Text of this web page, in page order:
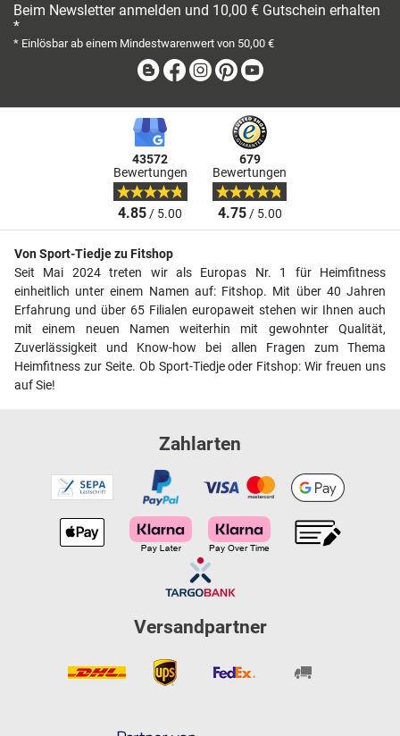
Beim Newsletter anmelden und 10,00 € Gutschein erhalten
*
* Einlösbar ab einem Mindestwarenwert von 50,00 €
BlogFacebook
Instagram
Pinterest
43572
Bewertungen
4.85/ 5.00
679
Bewertungen
4.75/ 5.00
Von Sport-Tiedje zu Fitshop
Seit Mai 2024 treten wir als Europas Nr. 1 für Heimfitness
einheitlich unter einem Namen auf: Fitshop. Mit über 40 Jahren
Erfahrung und über 65 Filialen europaweit stehen wir Ihnen auch
mit einem neuen Namen weiterhin mit gewohnter Qualität,
Zuverlässigkeit und Know-how bei allen Fragen zum Thema
Heimfitness zur Seite. Ob Sport-Tiedje oder Fitshop: Wir freuen uns
auf Sie!
Zahlarten
Versandpartner